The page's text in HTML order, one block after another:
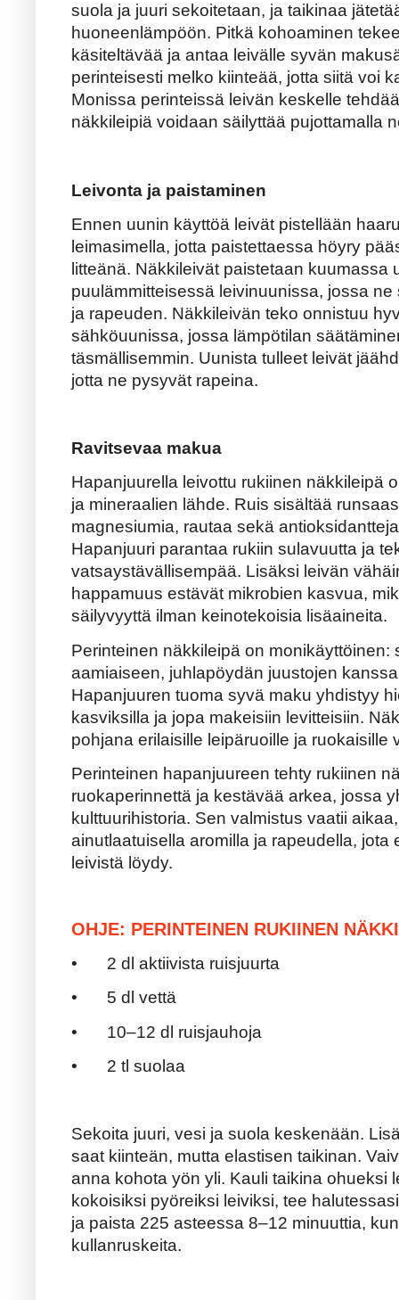
suola ja juuri sekoitetaan, ja taikinaa
huoneenlämpöön. Pitkä kohoaminen
käsiteltävää ja antaa leivälle syvän
perinteisesti melko kiinteää, jotta siitä voi
Monissa perinteissä leivän keskelle
näkkileipiä voidaan säilyttää pujottamalla
Leivonta ja paistaminen
Ennen uunin käyttöä leivät pistellään
leimasimella, jotta paistettaessa höyry
litteänä. Näkkileivät paistetaan kuumassa
puulämmitteisessä leivinuunissa, jossa
ja rapeuden. Näkkileivän teko onnistuu
sähköuunissa, jossa lämpötilan
täsmällisemmin. Uunista tulleet leivät
jotta ne pysyvät rapeina.
Ravitsevaa makua
Hapanjuurella leivottu rukiinen näkkileipä
ja mineraalien lähde. Ruis sisältää
magnesiumia, rautaa sekä
Hapanjuuri parantaa rukiin sulavuutta ja
vatsaystävällisempää. Lisäksi leivän
happamuus estävät mikrobien kasvua,
säilyvyyttä ilman keinotekoisia lisäaineita.
Perinteinen näkkileipä on monikäyttöinen:
aamiaiseen, juhlapöydän juustojen
Hapanjuuren tuoma syvä maku yhdistyy
kasviksilla ja jopa makeisiin levitteisiin.
pohjana erilaisille leipäruoille ja ruokaisille
Perinteinen hapanjuureen tehty rukiinen
ruokaperinnettä ja kestävää arkea, jossa
kulttuurihistoria. Sen valmistus vaatii
ainutlaatuisella aromilla ja rapeudella, jota
leivistä löydy.
OHJE: PERINTEINEN RUKIINEN
•
2 dl aktiivista ruisjuurta
•
5 dl vettä
•
10–12 dl ruisjauhoja
•
2 tl suolaa
Sekoita juuri, vesi ja suola keskenään.
saat kiinteän, mutta elastisen taikinan.
anna kohota yön yli. Kauli taikina ohueksi
kokoisiksi pyöreiksi leiviksi, tee
ja paista 225 asteessa 8–12 minuuttia,
kullanruskeita.